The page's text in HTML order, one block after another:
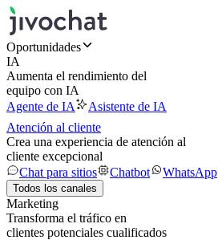
Oportunidades
IA
Aumenta el rendimiento del
equipo con IA
Agente de IA
Asistente de IA
Atención al cliente
Crea una experiencia de atención al
cliente excepcional
Chat para sitios
Chatbot WhatsApp
Todos los canales
Marketing
Transforma el tráfico en
clientes potenciales cualificados